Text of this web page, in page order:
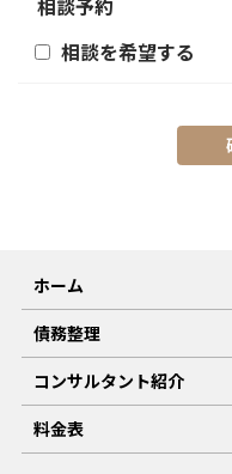
相談予約
相談を希望する
ホーム
債務整理
コンサルタント紹介
料金表